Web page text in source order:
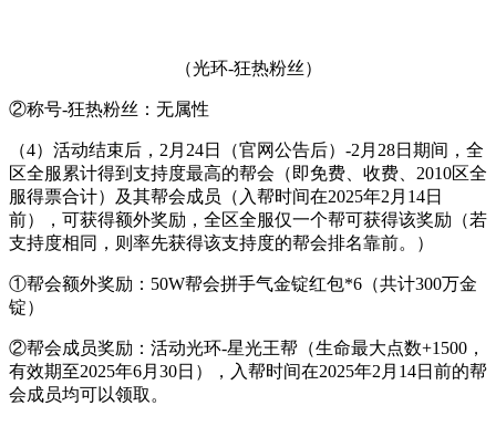
（光环-狂热粉丝）
②称号-狂热粉丝：无属性
（4）活动结束后，2月24日（官网公告后）-2月28日期间，全
区全服累计得到支持度最高的帮会（即免费、收费、2010区全
服得票合计）及其帮会成员（入帮时间在2025年2月14日
前），可获得额外奖励，全区全服仅一个帮可获得该奖励（若
支持度相同，则率先获得该支持度的帮会排名靠前。）
①帮会额外奖励：50W帮会拼手气金锭红包*6（共计300万金
锭）
②帮会成员奖励：活动光环-星光王帮（生命最大点数+1500，
有效期至2025年6月30日），入帮时间在2025年2月14日前的帮
会成员均可以领取。